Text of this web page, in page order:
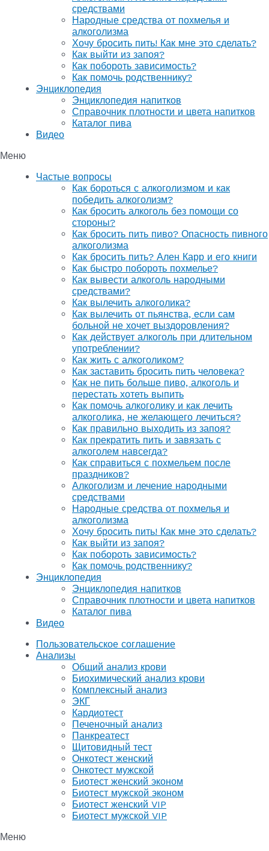
средствами
Народные средства от похмелья и
алкоголизма
Хочу бросить пить! Как мне это сделать?
Как выйти из запоя?
Как побороть зависимость?
Как помочь родственнику?
Энциклопедия
Энциклопедия напитков
Справочник плотности и цвета напитков
Каталог пива
Видео
Меню
Частые вопросы
Как бороться с алкоголизмом и как
победить алкоголизм?
Как бросить алкоголь без помощи со
стороны?
Как бросить пить пиво? Опасность пивного
алкоголизма
Как бросить пить? Ален Карр и его книги
Как быстро побороть похмелье?
Как вывести алкоголь народными
средствами?
Как вылечить алкоголика?
Как вылечить от пьянства, если сам
больной не хочет выздоровления?
Как действует алкоголь при длительном
употреблении?
Как жить с алкоголиком?
Как заставить бросить пить человека?
Как не пить больше пиво, алкоголь и
перестать хотеть выпить
Как помочь алкоголику и как лечить
алкоголика, не желающего лечиться?
Как правильно выходить из запоя?
Как прекратить пить и завязать с
алкоголем навсегда?
Как справиться с похмельем после
праздников?
Алкоголизм и лечение народными
средствами
Народные средства от похмелья и
алкоголизма
Хочу бросить пить! Как мне это сделать?
Как выйти из запоя?
Как побороть зависимость?
Как помочь родственнику?
Энциклопедия
Энциклопедия напитков
Справочник плотности и цвета напитков
Каталог пива
Видео
Пользовательское соглашение
Анализы
Общий анализ крови
Биохимический анализ крови
Комплексный анализ
ЭКГ
Кардиотест
Печеночный анализ
Панкреатест
Щитовидный тест
Онкотест женский
Онкотест мужской
Биотест женский эконом
Биотест мужской эконом
Биотест женский VIP
Биотест мужской VIP
Меню